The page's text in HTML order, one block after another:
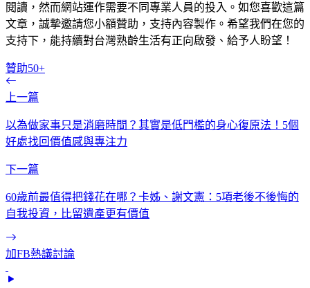
閱讀，然而網站運作需要不同專業人員的投入。如您喜歡這篇
文章，誠摯邀請您小額贊助，支持內容製作。希望我們在您的
支持下，能持續對台灣熟齡生活有正向啟發、給予人盼望！
贊助50+
上一篇
以為做家事只是消磨時間？其實是低門檻的身心復原法！5個
好處找回價值感與專注力
下一篇
60歲前最值得把錢花在哪？卡姊、謝文憲：5項老後不後悔的
自我投資，比留遺產更有價值
加FB熱議討論